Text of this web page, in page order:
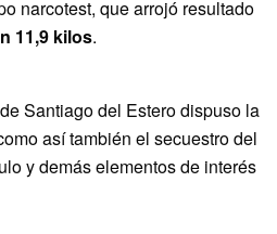
narcotest, que arrojó resultado
11,9 kilos.
Santiago del Estero dispuso la
así también el secuestro del
y demás elementos de interés